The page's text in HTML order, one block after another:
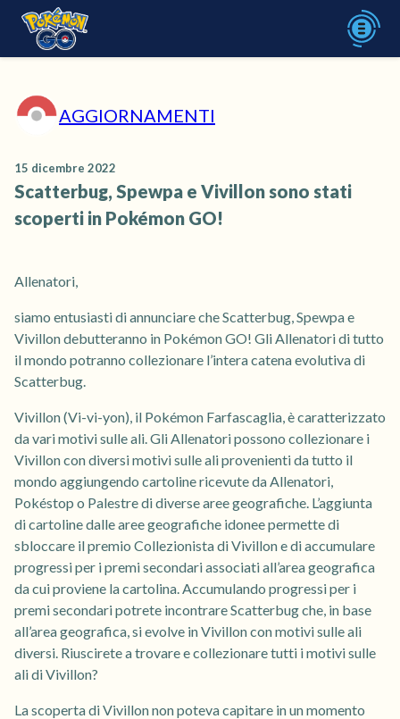
AGGIORNAMENTI
15 dicembre 2022
Scatterbug, Spewpa e Vivillon sono stati
scoperti in Pokémon GO!
Allenatori,
siamo entusiasti di annunciare che Scatterbug, Spewpa e
Vivillon debutteranno in Pokémon GO! Gli Allenatori di tutto
il mondo potranno collezionare l’intera catena evolutiva di
Scatterbug.
Vivillon (Vi-vi-yon), il Pokémon Farfascaglia, è caratterizzato
da vari motivi sulle ali. Gli Allenatori possono collezionare i
Vivillon con diversi motivi sulle ali provenienti da tutto il
mondo aggiungendo cartoline ricevute da Allenatori,
Pokéstop o Palestre di diverse aree geografiche. L’aggiunta
di cartoline dalle aree geografiche idonee permette di
sbloccare il premio Collezionista di Vivillon e di accumulare
progressi per i premi secondari associati all’area geografica
da cui proviene la cartolina. Accumulando progressi per i
premi secondari potrete incontrare Scatterbug che, in base
all’area geografica, si evolve in Vivillon con motivi sulle ali
diversi. Riuscirete a trovare e collezionare tutti i motivi sulle
ali di Vivillon?
La scoperta di Vivillon non poteva capitare in un momento